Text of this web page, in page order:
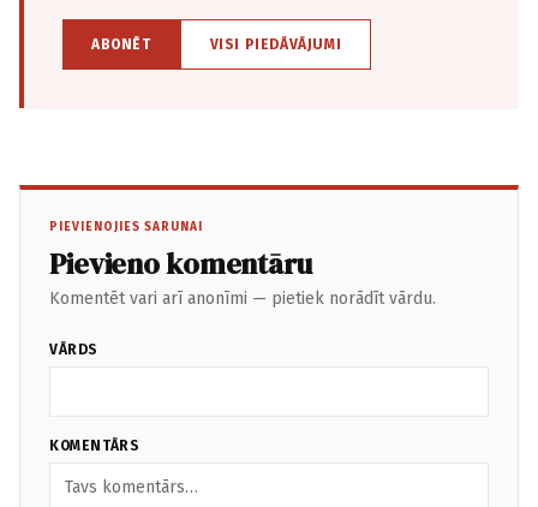
ABONĒT VISI PIEDĀVĀJUMI
PIEVIENOJIES SARUNAI
Pievieno komentāru
Komentēt vari arī anonīmi — pietiek norādīt vārdu.
VĀRDS
KOMENTĀRS